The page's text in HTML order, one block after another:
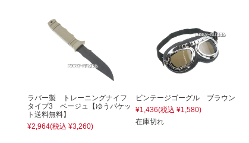
ラバー製 トレーニングナイフ
タイプ3 ベージュ【ゆうパケッ
ト送料無料】
¥2,964(税込 ¥3,260)
ビンテージゴーグル ブラウン
¥1,436(税込 ¥1,580)
在庫切れ